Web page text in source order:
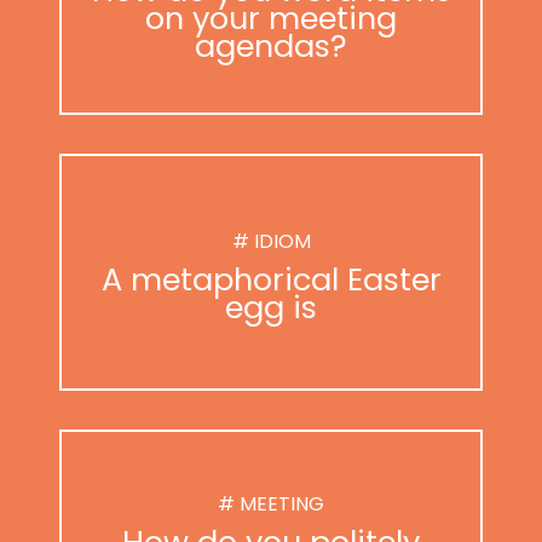
on your meeting
agendas?
# IDIOM
A metaphorical Easter
egg is
# MEETING